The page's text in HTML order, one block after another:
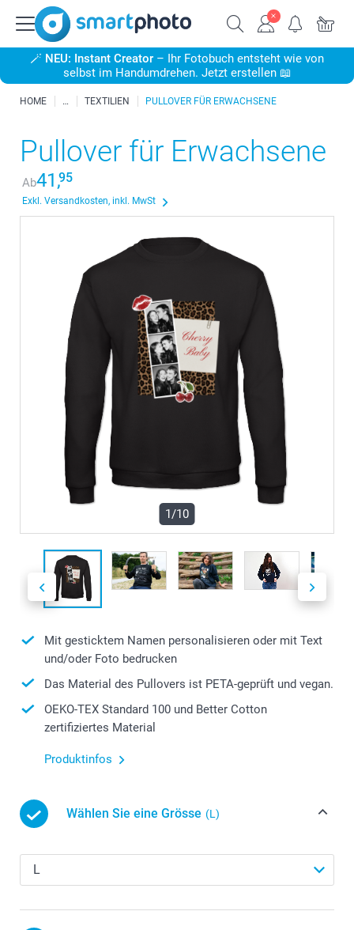
🪄 NEU: Instant Creator – Ihr Fotobuch entsteht wie von
selbst im Handumdrehen. Jetzt erstellen 📖
HOME TEXTILIEN PULLOVER FÜR ERWACHSENE
Pullover für Erwachsene
Ab41,95
Exkl. Versandkosten, inkl. MwSt
1/10
Mit gesticktem Namen personalisieren oder mit Text
und/oder Foto bedrucken
Das Material des Pullovers ist PETA-geprüft und vegan.
OEKO-TEX Standard 100 und Better Cotton
zertifiziertes Material
Produktinfos
Wählen Sie eine Grösse (L)